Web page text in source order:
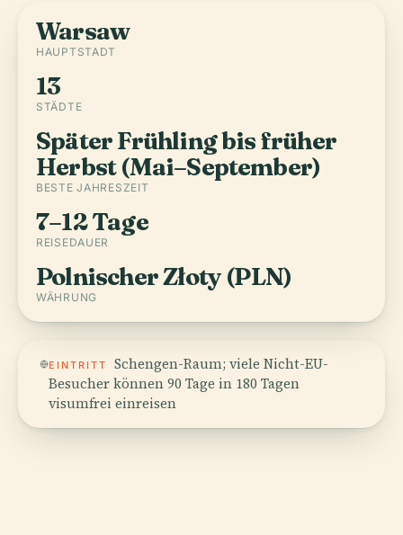
Warsaw
HAUPTSTADT
13
STÄDTE
Später Frühling bis früher
Herbst (Mai–September)
BESTE JAHRESZEIT
7–12 Tage
REISEDAUER
Polnischer Złoty (PLN)
WÄHRUNG
EINTRITT
Schengen-Raum; viele Nicht-EU-
Besucher können 90 Tage in 180 Tagen
visumfrei einreisen